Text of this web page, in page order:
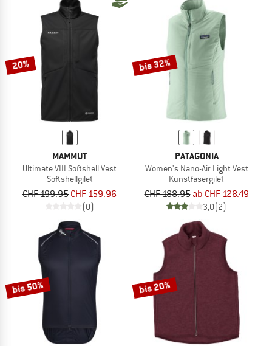
20%
MAMMUT
Ultimate VIII Softshell Vest
Softshellgilet
CHF 199.95 CHF 159.96
(0)
bis 32%
PATAGONIA
Women's Nano-Air Light Vest
Kunstfasergilet
CHF 188.95 ab CHF 128.49
3,0(2)
bis 50% bis 20%